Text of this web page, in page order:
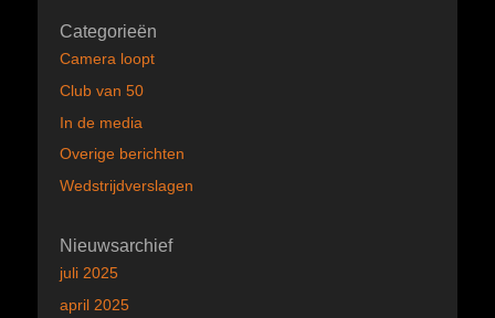
Categorieën
Camera loopt
Club van 50
In de media
Overige berichten
Wedstrijdverslagen
Nieuwsarchief
juli 2025
april 2025